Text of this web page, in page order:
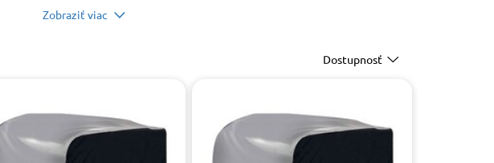
Zobraziť viac
Dostupnosť